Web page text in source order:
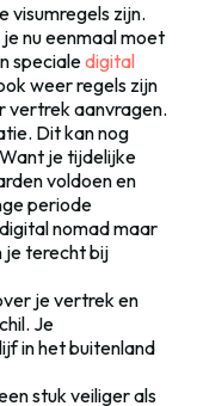
visumregels zijn.
nu eenmaal moet
specialedigital
weer regels zijn
vertrek aanvragen.
Dit kan nog
je tijdelijke
voldoen en
periode
nomad maar
je terecht bij
je vertrek en
Je
in het buitenland
stuk veiliger als